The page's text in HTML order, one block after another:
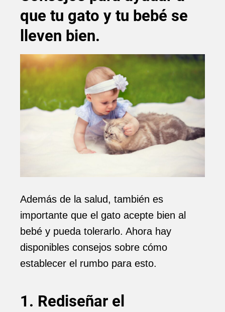
que tu gato y tu bebé se
lleven bien.
Además de la salud, también es
importante que el gato acepte bien al
bebé y pueda tolerarlo. Ahora hay
disponibles consejos sobre cómo
establecer el rumbo para esto.
1. Rediseñar el